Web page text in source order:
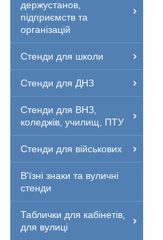
держустанов,
підприємств та
організацій
Стенди для школи
Стенди для ДНЗ
Стенди для ВНЗ,
коледжів, училищ, ПТУ
Стенди для військових
В'їзні знаки та вуличні
стенди
Таблички для кабінетів,
для вулиці